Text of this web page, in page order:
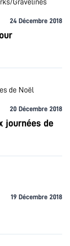
24 Décembre 2018
20 Décembre 2018
journées de
19 Décembre 2018